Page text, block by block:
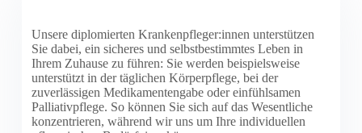
Unsere diplomierten Krankenpfleger:innen unterstützen
Sie dabei, ein sicheres und selbstbestimmtes Leben in
Ihrem Zuhause zu führen: Sie werden beispielsweise
unterstützt in der täglichen Körperpflege, bei der
zuverlässigen Medikamentengabe oder einfühlsamen
Palliativpflege. So können Sie sich auf das Wesentliche
konzentrieren, während wir uns um Ihre individuellen